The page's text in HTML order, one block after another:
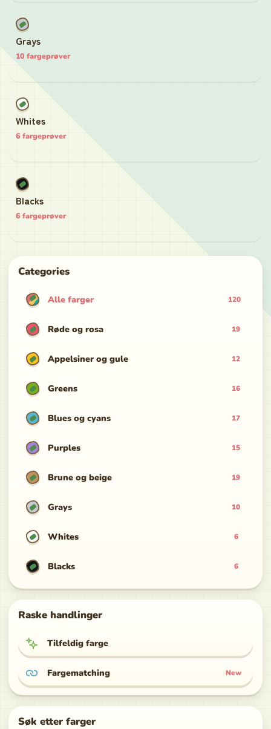
Grays
10 fargeprøver
Whites
6 fargeprøver
Blacks
6 fargeprøver
Categories
Alle farger 120
Røde og rosa 19
Appelsiner og gule 12
Greens 16
Blues og cyans 17
Purples 15
Brune og beige 19
Grays 10
Whites 6
Blacks 6
Raske handlinger
Tilfeldig farge
Fargematching New
Søk etter farger